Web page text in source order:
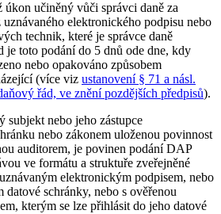
učiněný vůči správci daně za
elektronického podpisu nebo
technik, které je správce daně
toto podání do 5 dnů ode dne, kdy
nebo opakováno způsobem
(více viz ustanovení § 71 a násl.
řád, ve znění pozdějších předpisů).
subjekt nebo jeho zástupce
nebo zákonem uloženou povinnost
auditorem, je povinen podání DAP
ve formátu a struktuře zveřejněné
elektronickým podpisem, nebo
schránky, nebo s ověřenou
kterým se lze přihlásit do jeho datové